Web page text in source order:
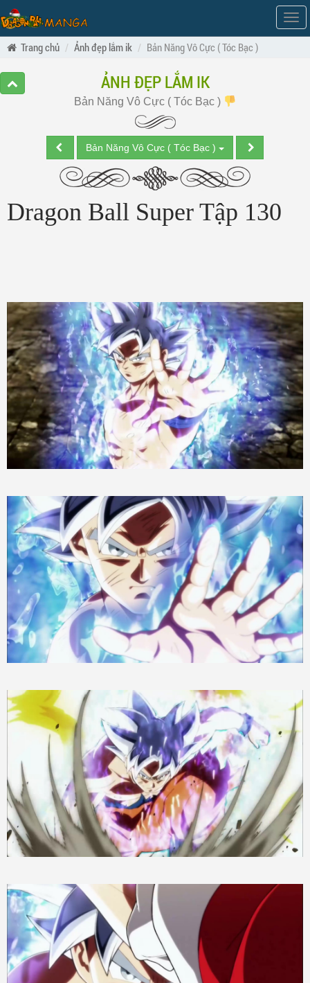
Hiện
Trang chủ
Ảnh đẹp lắm ik Bản Năng Vô Cực ( Tóc Bạc )
ẢNH ĐẸP LẮM IK
Bản Năng Vô Cực ( Tóc Bạc )
Bản Năng Vô Cực ( Tóc Bạc )
Dragon Ball Super Tập 130